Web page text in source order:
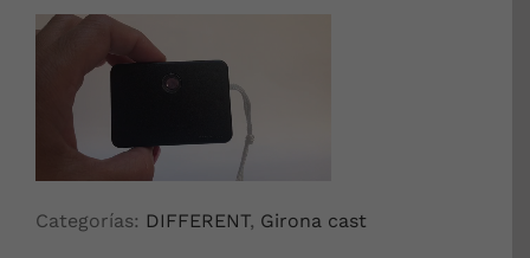
Categorías: DIFFERENT, Girona cast